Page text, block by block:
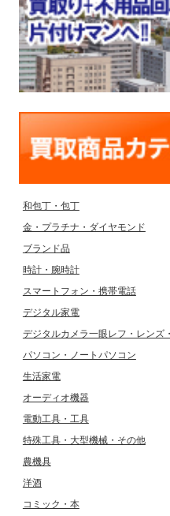
和包丁・包丁
金・プラチナ・ダイヤモンド
ブランド品
時計・腕時計
スマートフォン・携帯電話
デジタル家電
デジタルカメラ一眼レフ・レンズ
パソコン・ノートパソコン
生活家電
オーディオ機器
電動工具・工具
特殊工具・大型機械・その他
農機具
洋酒
コミック・本